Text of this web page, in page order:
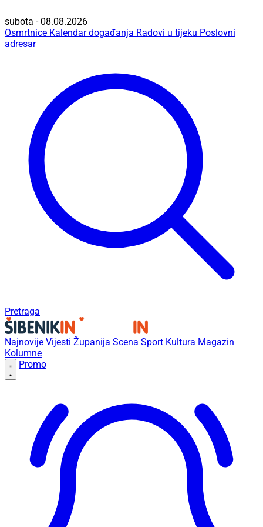
subota - 08.08.2026
Osmrtnice Kalendar događanja Radovi u tijeku Poslovni
adresar
Pretraga
Najnovije Vijesti Županija Scena Sport Kultura Magazin
Kolumne
Promo